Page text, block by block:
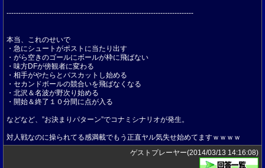
-------------------------------------------------------------------------------
本当、これのせいで
・急にシュートがポストに当たり出す
・がら空きのゴールにボールが枠に飛ばない
・味方DFが傍観者に変わる
・相手がやたらとパスカットし始める
・セカンドボールの競合いを飛ばなくなる
・北沢＆名波が野次り始める
・開始＆終了１０分間に点が入る
などなど、”お決まりパターン”でコナミシナリオが発生。
対人戦なのに操られてる感満載でもう正直ヤル気失せ始めてますｗｗｗｗ
ゲストプレーヤー(2014/03/13 14:16:08)